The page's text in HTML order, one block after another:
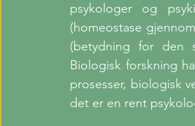
psykologer og
(homeostase
(betydning for den
Biologisk forskning
prosesser, biologisk
det er en rent